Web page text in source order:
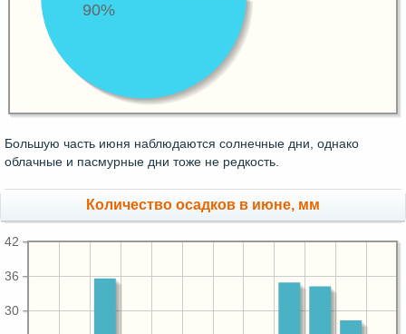
90%
Большую часть июня наблюдаются солнечные дни, однако
облачные и пасмурные дни тоже не редкость.
Количество осадков в июне, мм
30
36
42